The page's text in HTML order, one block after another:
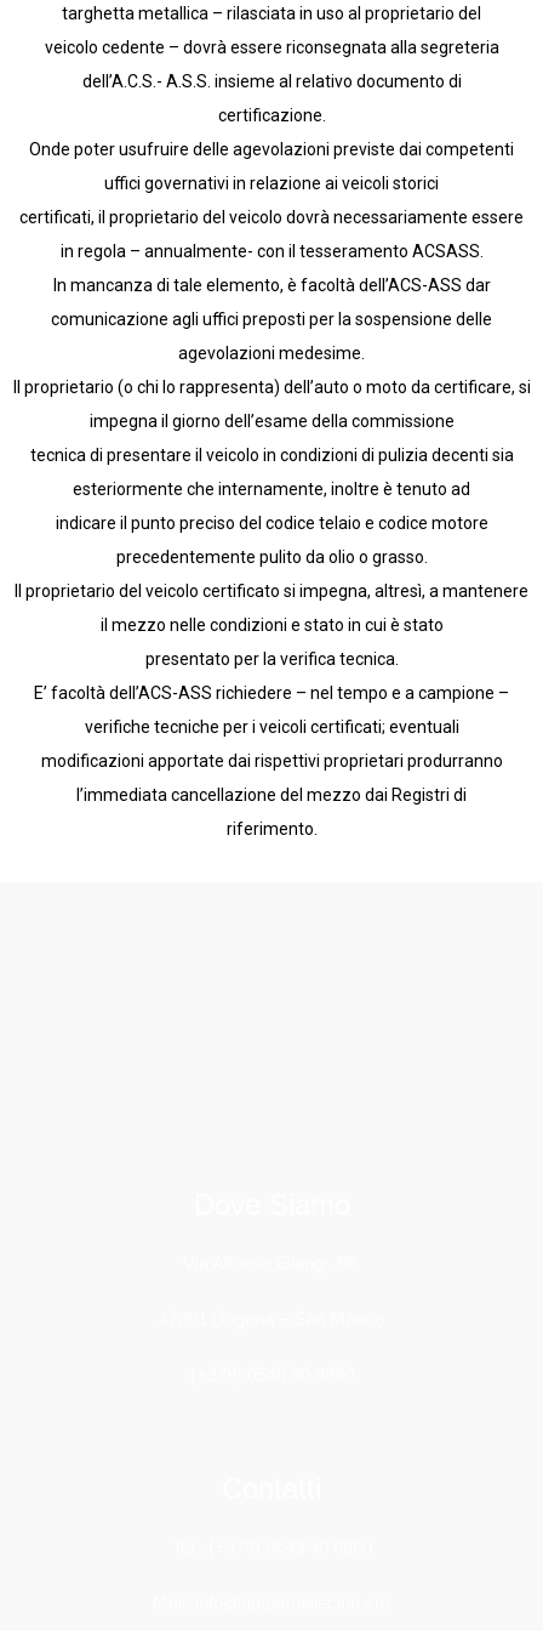
targhetta metallica – rilasciata in uso al proprietario del
veicolo cedente – dovrà essere riconsegnata alla segreteria
dell’A.C.S.- A.S.S. insieme al relativo documento di
certificazione.
Onde poter usufruire delle agevolazioni previste dai competenti
uffici governativi in relazione ai veicoli storici
certificati, il proprietario del veicolo dovrà necessariamente essere
in regola – annualmente- con il tesseramento ACSASS.
In mancanza di tale elemento, è facoltà dell’ACS-ASS dar
comunicazione agli uffici preposti per la sospensione delle
agevolazioni medesime.
Il proprietario (o chi lo rappresenta) dell’auto o moto da certificare, si
impegna il giorno dell’esame della commissione
tecnica di presentare il veicolo in condizioni di pulizia decenti sia
esteriormente che internamente, inoltre è tenuto ad
indicare il punto preciso del codice telaio e codice motore
precedentemente pulito da olio o grasso.
Il proprietario del veicolo certificato si impegna, altresì, a mantenere
il mezzo nelle condizioni e stato in cui è stato
presentato per la verifica tecnica.
E’ facoltà dell’ACS-ASS richiedere – nel tempo e a campione –
verifiche tecniche per i veicoli certificati; eventuali
modificazioni apportate dai rispettivi proprietari produrranno
l’immediata cancellazione del mezzo dai Registri di
riferimento.